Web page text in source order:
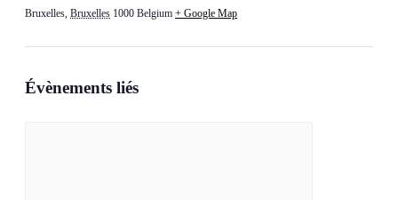
Bruxelles, Bruxelles 1000 Belgium + Google Map
Évènements liés